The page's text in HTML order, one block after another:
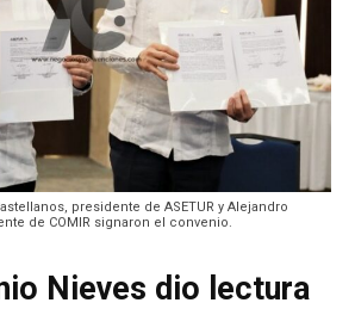
presidente de ASETUR y Alejandro
de COMIR signaron el convenio.
Nieves dio lectura